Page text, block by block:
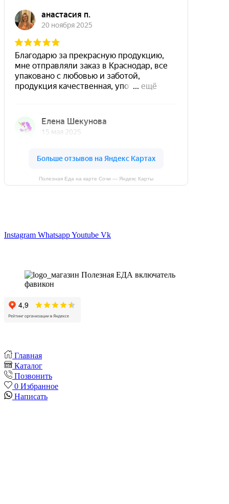
Полезная Еда на карте Сочи — Яндекс Карты
Instagram WhatsappYoutube Vk
Главная
Каталог
Позвонить
0 Избранное
Написать